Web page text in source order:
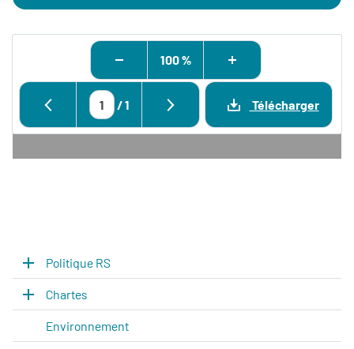
100 %
/1 Télécharger
Politique RS
Chartes
Environnement